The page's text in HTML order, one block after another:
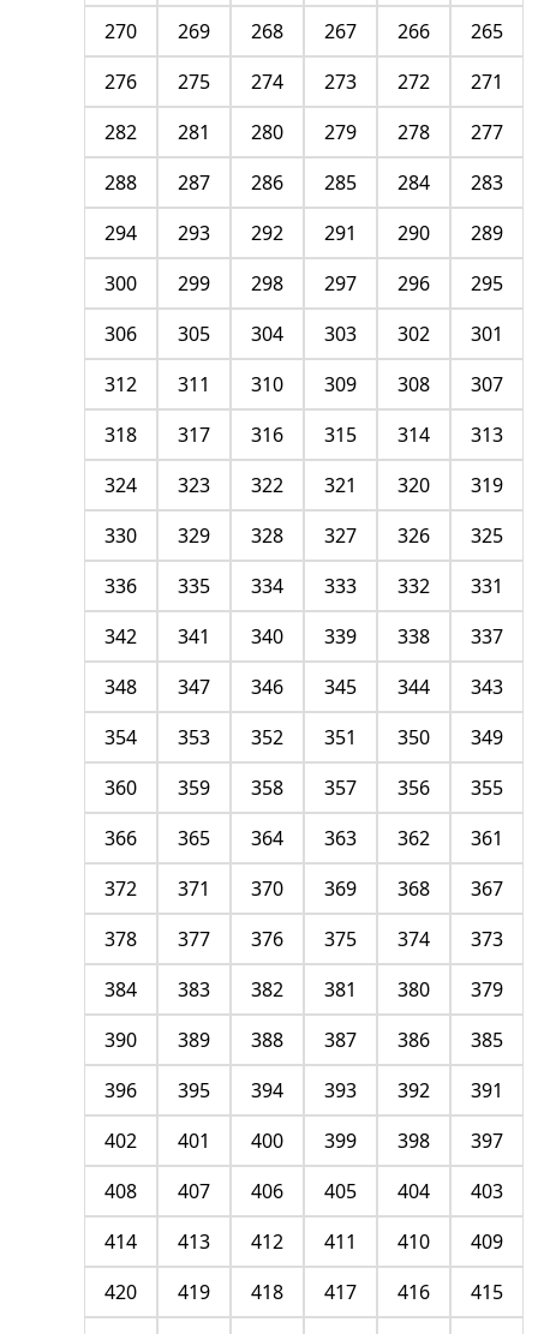
265
266
267
268
269
270
271
272
273
274
275
276
277
278
279
280
281
282
283
284
285
286
287
288
289
290
291
292
293
294
295
296
297
298
299
300
301
302
303
304
305
306
307
308
309
310
311
312
313
314
315
316
317
318
319
320
321
322
323
324
325
326
327
328
329
330
331
332
333
334
335
336
337
338
339
340
341
342
343
344
345
346
347
348
349
350
351
352
353
354
355
356
357
358
359
360
361
362
363
364
365
366
367
368
369
370
371
372
373
374
375
376
377
378
379
380
381
382
383
384
385
386
387
388
389
390
391
392
393
394
395
396
397
398
399
400
401
402
403
404
405
406
407
408
409
410
411
412
413
414
415
416
417
418
419
420